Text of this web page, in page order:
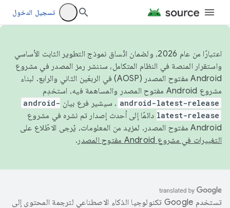
تسجيل الدخول
اعتبارًا من عام 2026، ولضمان اتّساق نموذج التطوير الثابت الأساسي
واستقرار المنصة في النظام المتكامل، سننشر رمز المصدر في مشروع
Android مفتوح المصدر (AOSP) في الربعَين الثاني والرابع. لبناء
مشروع Android مفتوح المصدر والمساهمة فيه، استخدِم
android-latest-release . سيشير فرع بيان android-
latest-release دائمًا إلى أحدث إصدار تم نشره في مشروع
Android مفتوح المصدر. لمزيد من المعلومات، يُرجى الاطّلاع على
التغييرات في مشروع Android مفتوح المصدر
.
تستخدم Google تكنولوجيا الذكاء الاصطناعي لترجمة المحتوى إلى